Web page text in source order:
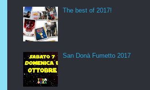
The best of 2017!
San Donà Fumetto 2017